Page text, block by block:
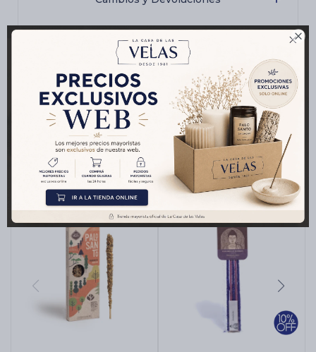

Medios de pago
Productos que te pueden interesar